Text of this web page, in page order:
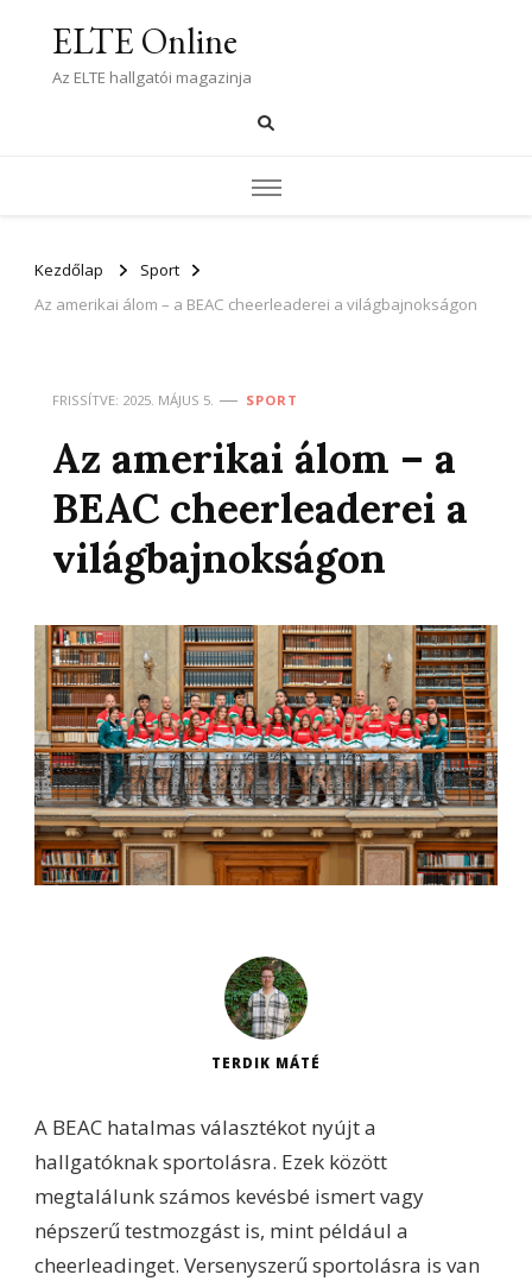
ELTE Online
Az ELTE hallgatói magazinja
Kezdőlap
Sport
Az amerikai álom – a BEAC cheerleaderei a világbajnokságon
FRISSÍTVE: 2025. MÁJUS 5. SPORT
Az amerikai álom – a
BEAC cheerleaderei a
világbajnokságon
TERDIK MÁTÉ
A BEAC hatalmas választékot nyújt a
hallgatóknak sportolásra. Ezek között
megtalálunk számos kevésbé ismert vagy
népszerű testmozgást is, mint például a
cheerleadinget. Versenyszerű sportolásra is van